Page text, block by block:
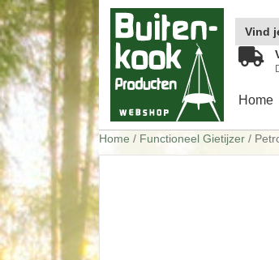
Zoek
naar:
Home
Home / Functioneel Gietijzer /